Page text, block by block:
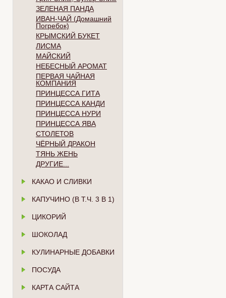
ЗЕЛЕНАЯ ПАНДА
ИВАН-ЧАЙ (Домашний
Погребок)
КРЫМСКИЙ БУКЕТ
ЛИСМА
МАЙСКИЙ
НЕБЕСНЫЙ АРОМАТ
ПЕРВАЯ ЧАЙНАЯ
КОМПАНИЯ
ПРИНЦЕССА ГИТА
ПРИНЦЕССА КАНДИ
ПРИНЦЕССА НУРИ
ПРИНЦЕССА ЯВА
СТОЛЕТОВ
ЧЁРНЫЙ ДРАКОН
ТЯНЬ ЖЕНЬ
ДРУГИЕ...
КАКАО И СЛИВКИ
КАПУЧИНО (В Т.Ч. 3 В 1)
ЦИКОРИЙ
ШОКОЛАД
КУЛИНАРНЫЕ ДОБАВКИ
ПОСУДА
КАРТА САЙТА